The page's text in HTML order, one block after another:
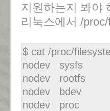
지원하는지 봐야
리눅스에서 /
$ cat /proc/
nodev sysfs
nodev rootfs
nodev bdev
nodev proc